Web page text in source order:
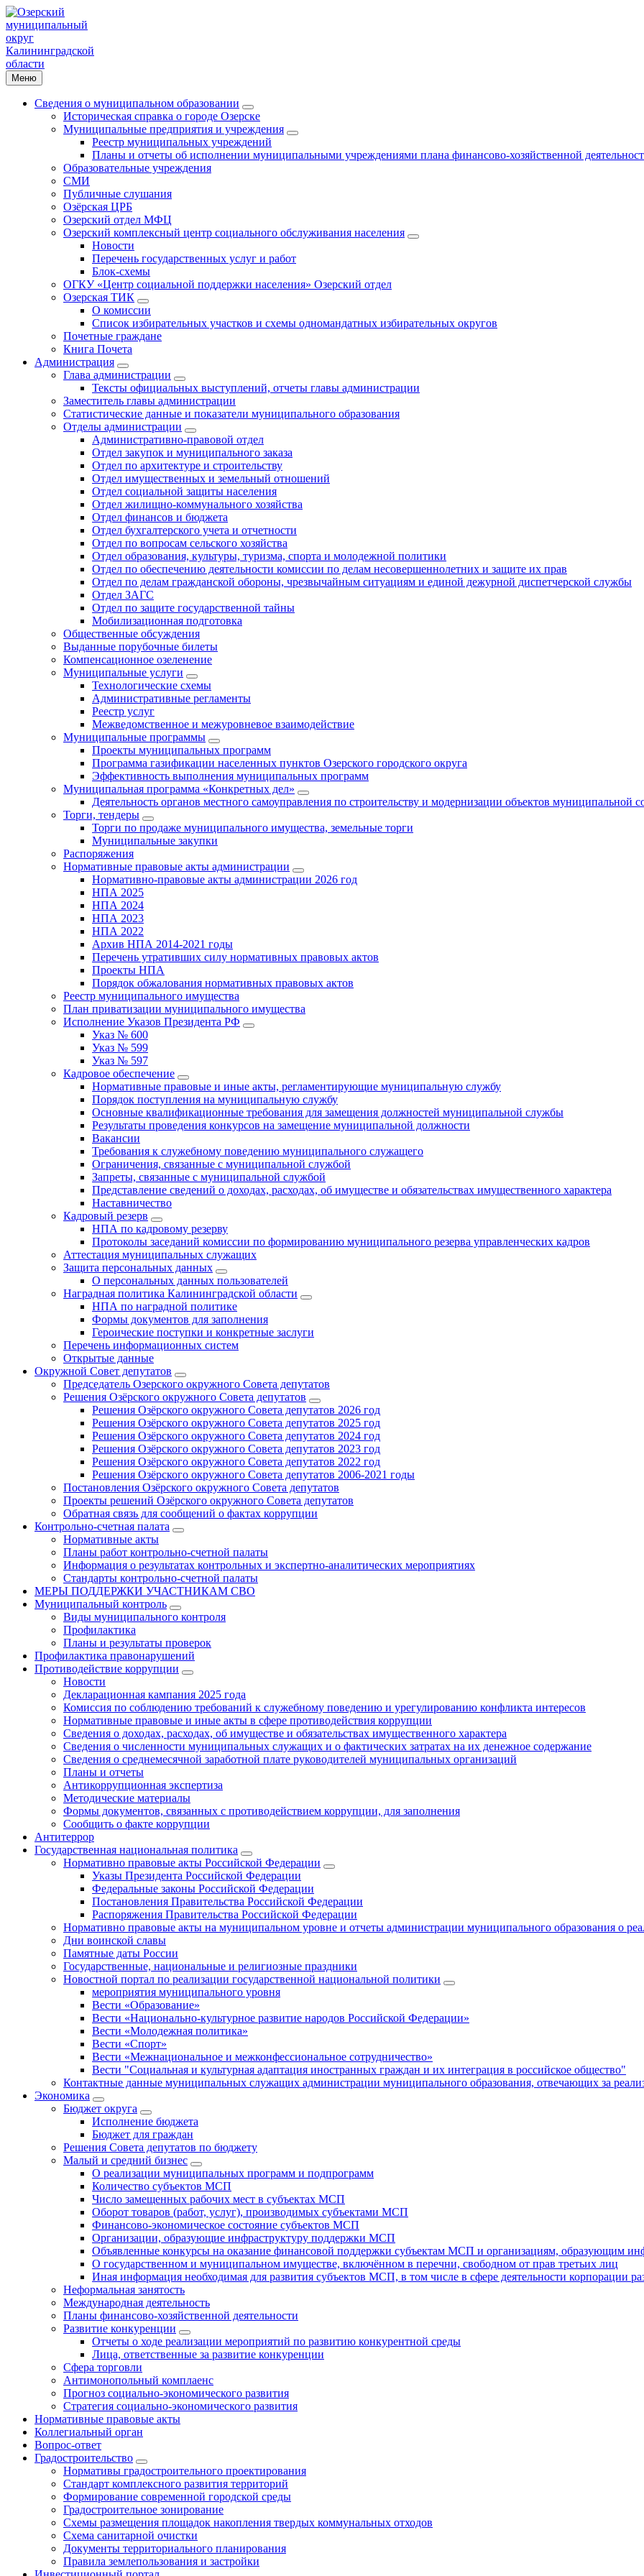
Меню
Сведения о муниципальном образовании
Историческая справка о городе Озерске
Муниципальные предприятия и учреждения
Реестр муниципальных учреждений
Планы и отчеты об исполнении муниципальными учреждениями плана финансово-хозяйственной
Образовательные учреждения
СМИ
Публичные слушания
Озёрская ЦРБ
Озерский отдел МФЦ
Озерский комплексный центр социального обслуживания населения
Новости
Перечень государственных услуг и работ
Блок-схемы
ОГКУ «Центр социальной поддержки населения» Озерский отдел
Озерская ТИК
О комиссии
Список избирательных участков и схемы одномандатных избирательных округов
Почетные граждане
Книга Почета
Администрация
Глава администрации
Тексты официальных выступлений, отчеты главы администрации
Заместитель главы администрации
Статистические данные и показатели муниципального образования
Отделы администрации
Административно-правовой отдел
Отдел закупок и муниципального заказа
Отдел по архитектуре и строительству
Отдел имущественных и земельный отношений
Отдел социальной защиты населения
Отдел жилищно-коммунального хозяйства
Отдел финансов и бюджета
Отдел бухгалтерского учета и отчетности
Отдел по вопросам сельского хозяйства
Отдел образования, культуры, туризма, спорта и молодежной политики
Отдел по обеспечению деятельности комиссии по делам несовершеннолетних и защите их прав
Отдел по делам гражданской обороны, чрезвычайным ситуациям и единой дежурной диспетчерской службы
Отдел ЗАГС
Отдел по защите государственной тайны
Мобилизационная подготовка
Общественные обсуждения
Выданные порубочные билеты
Компенсационное озеленение
Муниципальные услуги
Технологические схемы
Административные регламенты
Реестр услуг
Межведомственное и межуровневое взаимодействие
Муниципальные программы
Проекты муниципальных программ
Программа газификации населенных пунктов Озерского городского округа
Эффективность выполнения муниципальных программ
Муниципальная программа «Конкретных дел»
Деятельность органов местного самоуправления по строительству и модернизации объектов муниципальной
Торги, тендеры
Торги по продаже муниципального имущества, земельные торги
Муниципальные закупки
Распоряжения
Нормативные правовые акты администрации
Нормативно-правовые акты администрации 2026 год
НПА 2025
НПА 2024
НПА 2023
НПА 2022
Архив НПА 2014-2021 годы
Перечень утративших силу нормативных правовых актов
Проекты НПА
Порядок обжалования нормативных правовых актов
Реестр муниципального имущества
План приватизации муниципального имущества
Исполнение Указов Президента РФ
Указ № 600
Указ № 599
Указ № 597
Кадровое обеспечение
Нормативные правовые и иные акты, регламентирующие муниципальную службу
Порядок поступления на муниципальную службу
Основные квалификационные требования для замещения должностей муниципальной службы
Результаты проведения конкурсов на замещение муниципальной должности
Вакансии
Требования к служебному поведению муниципального служащего
Ограничения, связанные с муниципальной службой
Запреты, связанные с муниципальной службой
Представление сведений о доходах, расходах, об имуществе и обязательствах имущественного характера
Наставничество
Кадровый резерв
НПА по кадровому резерву
Протоколы заседаний комиссии по формированию муниципального резерва управленческих кадров
Аттестация муниципальных служащих
Защита персональных данных
О персональных данных пользователей
Наградная политика Калининградской области
НПА по наградной политике
Формы документов для заполнения
Героические поступки и конкретные заслуги
Перечень информационных систем
Открытые данные
Окружной Совет депутатов
Председатель Озерского окружного Совета депутатов
Решения Озёрского окружного Совета депутатов
Решения Озёрского окружного Совета депутатов 2026 год
Решения Озёрского окружного Совета депутатов 2025 год
Решения Озёрского окружного Совета депутатов 2024 год
Решения Озёрского окружного Совета депутатов 2023 год
Решения Озёрского окружного Совета депутатов 2022 год
Решения Озёрского окружного Совета депутатов 2006-2021 годы
Постановления Озёрского окружного Совета депутатов
Проекты решений Озёрского окружного Совета депутатов
Обратная связь для сообщений о фактах коррупции
Контрольно-счетная палата
Нормативные акты
Планы работ контрольно-счетной палаты
Информация о результатах контрольных и экспертно-аналитических мероприятиях
Стандарты контрольно-счетной палаты
МЕРЫ ПОДДЕРЖКИ УЧАСТНИКАМ СВО
Муниципальный контроль
Виды муниципального контроля
Профилактика
Планы и результаты проверок
Профилактика правонарушений
Противодействие коррупции
Новости
Декларационная кампания 2025 года
Комиссия по соблюдению требований к служебному поведению и урегулированию конфликта интересов
Нормативные правовые и иные акты в сфере противодействия коррупции
Сведения о доходах, расходах, об имуществе и обязательствах имущественного характера
Сведения о численности муниципальных служащих и о фактических затратах на их денежное содержание
Сведения о среднемесячной заработной плате руководителей муниципальных организаций
Планы и отчеты
Антикоррупционная экспертиза
Методические материалы
Формы документов, связанных с противодействием коррупции, для заполнения
Сообщить о факте коррупции
Антитеррор
Государственная национальная политика
Нормативно правовые акты Российской Федерации
Указы Президента Российской Федерации
Федеральные законы Российской Федерации
Постановления Правительства Российской Федерации
Распоряжения Правительства Российской Федерации
Нормативно правовые акты на муниципальном уровне и отчеты администрации муниципального образования о
Дни воинской славы
Памятные даты России
Государственные, национальные и религиозные праздники
Новостной портал по реализации государственной национальной политики
мероприятия муниципального уровня
Вести «Образование»
Вести «Национально-культурное развитие народов Российской Федерации»
Вести «Молодежная политика»
Вести «Спорт»
Вести «Межнациональное и межконфессиональное сотрудничество»
Вести "Социальная и культурная адаптация иностранных граждан и их интеграция в российское общество"
Контактные данные муниципальных служащих администрации муниципального образования, отвечающих за
Экономика
Бюджет округa
Исполнение бюджета
Бюджет для граждан
Решения Совета депутатов по бюджету
Малый и средний бизнес
О реализации муниципальных программ и подпрограмм
Количество субъектов МСП
Число замещенных рабочих мест в субъектах МСП
Оборот товаров (работ, услуг), производимых субъектами МСП
Финансово-экономическое состояние субъектов МСП
Организации, образующие инфраструктуру поддержки МСП
Объявленные конкурсы на оказание финансовой поддержки субъектам МСП и организациям, образующим
О государственном и муниципальном имуществе, включённом в перечни, свободном от прав третьих лиц
Иная информация необходимая для развития субъектов МСП, в том числе в сфере деятельности корпорации
Неформальная занятость
Международная деятельность
Планы финансово-хозяйственной деятельности
Развитие конкуренции
Отчеты о ходе реализации мероприятий по развитию конкурентной среды
Лица, ответственные за развитие конкуренции
Сфера торговли
Антимонопольный комплаенс
Прогноз социально-экономического развития
Стратегия социально-экономического развития
Нормативные правовые акты
Коллегиальный орган
Вопрос-ответ
Градостроительство
Нормативы градостроительного проектирования
Стандарт комплексного развития территорий
Формирование современной городской среды
Градостроительное зонирование
Схемы размещения площадок накопления твердых коммунальных отходов
Схема санитарной очистки
Документы территориального планирования
Правила землепользования и застройки